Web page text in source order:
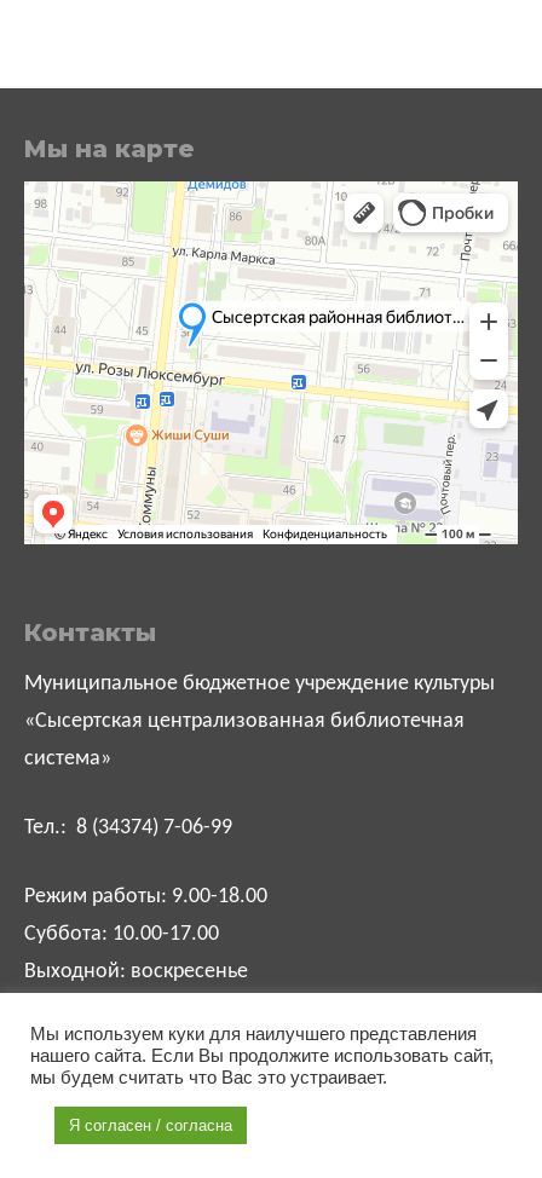
Мы на карте
Контакты
Муниципальное бюджетное учреждение культуры
«Сысертская централизованная библиотечная
система»
Тел.: 8 (34374) 7-06-99
Режим работы: 9.00-18.00
Суббота: 10.00-17.00
Выходной: воскресенье
biblsysert@mail.ru
Мы используем куки для наилучшего представления
нашего сайта. Если Вы продолжите использовать сайт,
мы будем считать что Вас это устраивает.
Я согласен / согласна